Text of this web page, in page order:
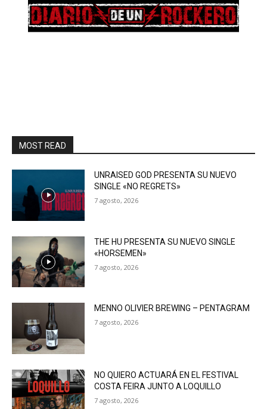
MOST READ
UNRAISED GOD PRESENTA SU NUEVO
SINGLE «NO REGRETS»
7 agosto, 2026
THE HU PRESENTA SU NUEVO SINGLE
«HORSEMEN»
7 agosto, 2026
MENNO OLIVIER BREWING – PENTAGRAM
7 agosto, 2026
NO QUIERO ACTUARÁ EN EL FESTIVAL
COSTA FEIRA JUNTO A LOQUILLO
7 agosto, 2026